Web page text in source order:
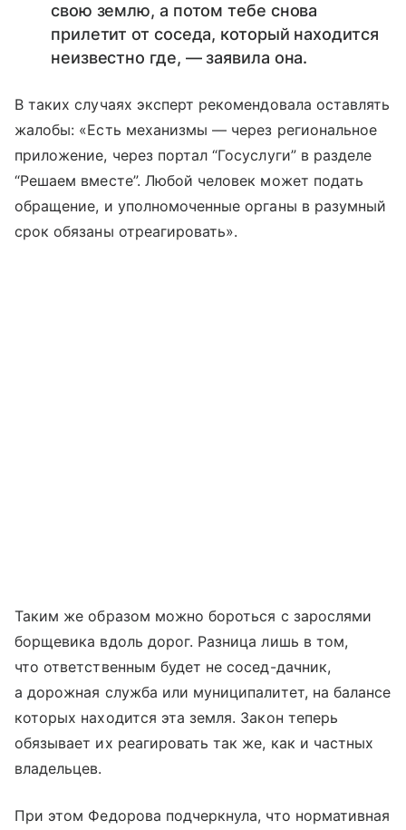
свою землю, а потом тебе снова
прилетит от соседа, который находится
неизвестно где, — заявила она.
В таких случаях эксперт рекомендовала оставлять
жалобы: «Есть механизмы — через региональное
приложение, через портал “Госуслуги” в разделе
“Решаем вместе”. Любой человек может подать
обращение, и уполномоченные органы в разумный
срок обязаны отреагировать».
Таким же образом можно бороться с зарослями
борщевика вдоль дорог. Разница лишь в том,
что ответственным будет не сосед-дачник,
а дорожная служба или муниципалитет, на балансе
которых находится эта земля. Закон теперь
обязывает их реагировать так же, как и частных
владельцев.
При этом Федорова подчеркнула, что нормативная